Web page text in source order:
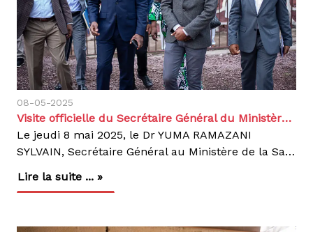
08-05-2025
Visite officielle du Secrétaire Général du Ministère de la Santé au Centre d’Excellence Damien
Le jeudi 8 mai 2025, le Dr YUMA RAMAZANI
SYLVAIN, Secrétaire Général au Ministère de la Santé publique, Hygiène et Prévention, a effectué une visite officielle au Centre d’Excellence Damien (CEDA), à Kinshasa. Cette visite marque un temps fort pour notre institution, première structure en RDC entièrement dédiée à la prise en charge gratuite de la tuberculose multirésistante et pharmaco-résistante.Créé en 2014 grâce au financement propre d’Action Damien, le CEDA offre une approche innovante et complète du traitement :Soins médicaux de qualité,Prise en charge nutritionnelle,Accompagnement psychologique,Projets d’activités génératrices de revenus (AGR) pour les patients guéris, afin de favoriser leur réinsertion socio-économique durable. Accompagné du Dr Léopoldine MBULULUA, Directrice adjointe du Programme National de Lutte contre la Tuberculose (PNLT), du Dr Papy PULULU, Médecin Coordonnateur Provincial Lèpre et Tuberculose de Kinshasa, ainsi que du staff médical d’Action Damien, le Secrétaire Général a pu constater l’impact tangible du centre sur le terrain.À l’issue de la visite, il a salué le modèle mis en place et déclaré :« Je suis agréablement surpris par l’organisation et la qualité des services rencontrés dans ce centre, qui mérite véritablement son titre de Centre d’Excellence. Je félicite Action Damien pour son appui au bon fonctionnement de cette institution de santé. Ma recommandation est que ces centres soient pleinement intégrés dans le système national de santé, sous le leadership du PNLT. Ce centre constitue une bonne pratique qui mérite un plaidoyer pour son extension dans tout le pays. »Cette visite officielle renforce la dynamique de collaboration entre Action Damien et les autorités sanitaires congolaises, dans une volonté commune de pérenniser et d’étendre ce modèle de prise en charge au bénéfice de tous les patients affectés par la tuberculose multirésistante en RDC.Agir, c’est contagieux !
Lire la suite ... »